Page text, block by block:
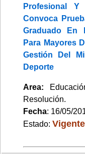
Profesional
Convoca
Graduado En
Para Mayores
Gestión Del
Deporte
Area:
Resolución.
Fecha: 16/05/
Estado: Vigente